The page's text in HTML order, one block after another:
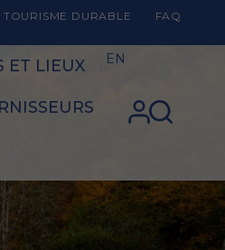
TOURISME DURABLE FAQ
ET LIEUX EN